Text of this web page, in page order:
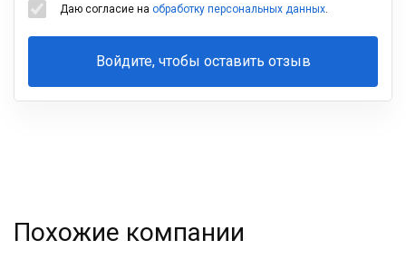
Даю согласие на обработку персональных данных.
Войдите, чтобы оставить отзыв
Ваша
Похожие компании